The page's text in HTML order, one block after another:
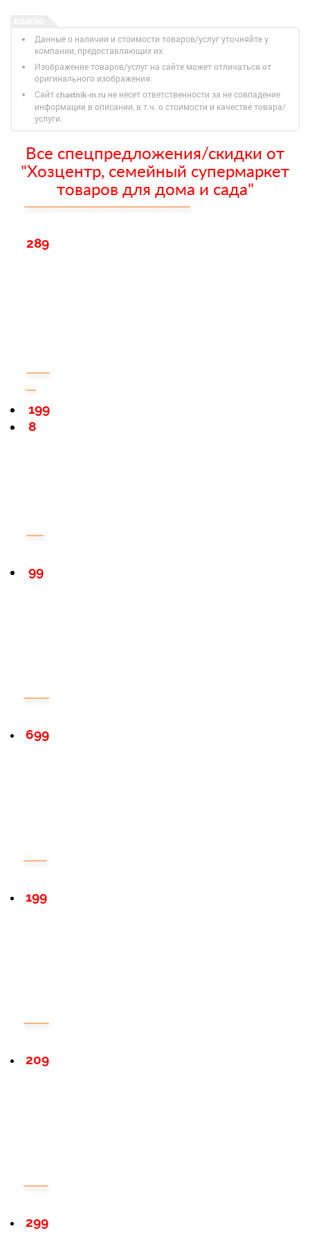
Данные о наличии и стоимости товаров/услуг уточняйте у
компании, предоставляющих их.
Изображение товаров/услуг на сайте может отличаться от
оригинального изображения.
Сайт chastnik-m.ru не несет ответственности за не совпадение
информации в описании, в т.ч. о стоимости и качестве товара/
услуги.
Все спецпредложения/скидки от
"Хозцентр, семейный супермаркет
товаров для дома и сада"
289
8
199
99
699
199
209
299